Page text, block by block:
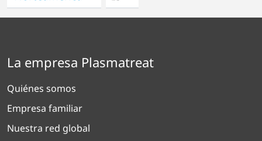
La empresa Plasmatreat
Quiénes somos
Empresa familiar
Nuestra red global